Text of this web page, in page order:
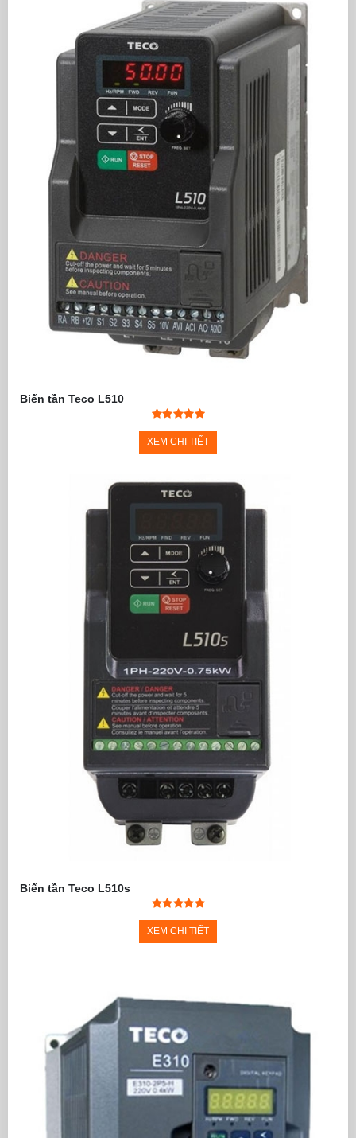
Biến tần Teco L510
XEM CHI TIẾT
Biến tần Teco L510s
XEM CHI TIẾT